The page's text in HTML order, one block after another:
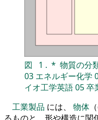
図 1 . * 物質の分
03 エネルギー化学
イオ工学英語05卒
工業製品 には、 物体
るものと、形や構造に関